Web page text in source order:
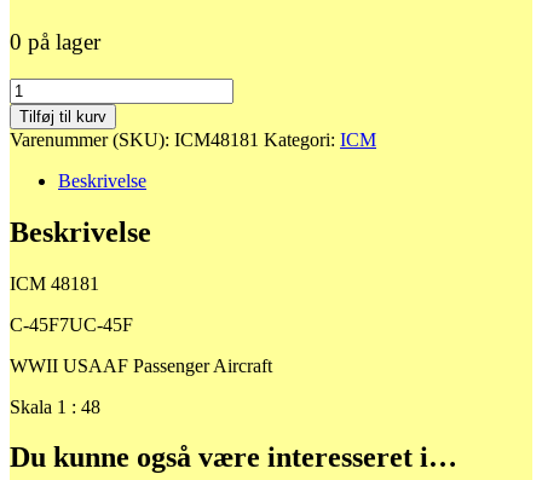
0 på lager
48181
C-
45F7UC-
45F
antal
Tilføj til kurv
Varenummer (SKU): ICM48181 Kategori: ICM
Beskrivelse
Beskrivelse
ICM 48181
C-45F7UC-45F
WWII USAAF Passenger Aircraft
Skala 1 : 48
Du kunne også være interesseret i…